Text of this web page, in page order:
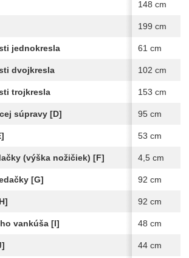
148 cm
199 cm
jednokresla 61 cm
dvojkresla 102 cm
trojkresla 153 cm
súpravy [D] 95 cm
53 cm
(výška nožičiek) [F] 4,5 cm
[G] 92 cm
92 cm
vankúša [I] 48 cm
44 cm